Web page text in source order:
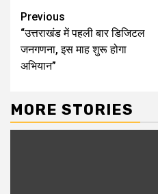
Continue
Reading
Previous
“उत्तराखंड में पहली बार डिजिटल
जनगणना, इस माह शुरू होगा
अभियान”
MORE STORIES